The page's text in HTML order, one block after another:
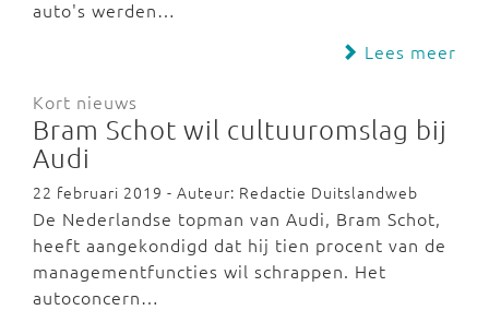
auto's werden…
Lees meer
Kort nieuws
Bram Schot wil cultuuromslag bij
Audi
22 februari 2019 - Auteur: Redactie Duitslandweb
De Nederlandse topman van Audi, Bram Schot,
heeft aangekondigd dat hij tien procent van de
managementfuncties wil schrappen. Het
autoconcern…